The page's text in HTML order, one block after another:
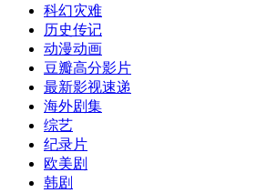
科幻灾难
历史传记
动漫动画
豆瓣高分影片
最新影视速递
海外剧集
综艺
纪录片
欧美剧
韩剧